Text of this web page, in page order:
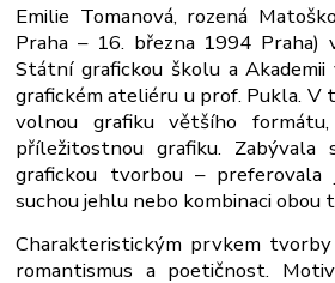
Emilie Tomanová, rozená
Praha – 16. března 1994 Praha)
Státní grafickou školu a
grafickém ateliéru u prof. Pukla. V
volnou grafiku většího
příležitostnou grafiku. Zabývala
grafickou tvorbou – preferovala
suchou jehlu nebo kombinaci obou
Charakteristickým prvkem tvorby
romantismus a poetičnost.